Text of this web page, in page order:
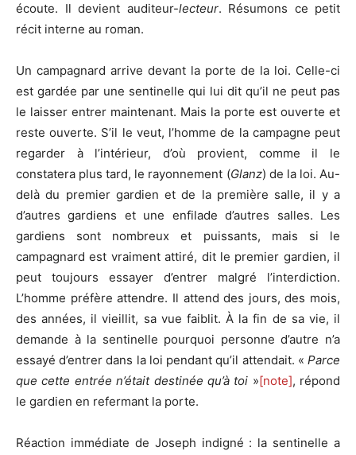
écoute. Il devient auditeur-lecteur. Résumons ce petit
récit interne au roman.
Un campagnard arrive devant la porte de la loi. Celle-ci
est gardée par une sentinelle qui lui dit qu’il ne peut pas
le laisser entrer maintenant. Mais la porte est ouverte et
reste ouverte. S’il le veut, l’homme de la campagne peut
regarder à l’intérieur, d’où provient, comme il le
constatera plus tard, le rayonnement (Glanz) de la loi. Au-
delà du premier gardien et de la première salle, il y a
d’autres gardiens et une enfilade d’autres salles. Les
gardiens sont nombreux et puissants, mais si le
campagnard est vraiment attiré, dit le premier gardien, il
peut toujours essayer d’entrer malgré l’interdiction.
L’homme préfère attendre. Il attend des jours, des mois,
des années, il vieillit, sa vue faiblit. À la fin de sa vie, il
demande à la sentinelle pourquoi personne d’autre n’a
essayé d’entrer dans la loi pendant qu’il attendait. « Parce
que cette entrée n’était destinée qu’à toi »[note], répond
le gardien en refermant la porte.
Réaction immédiate de Joseph indigné : la sentinelle a